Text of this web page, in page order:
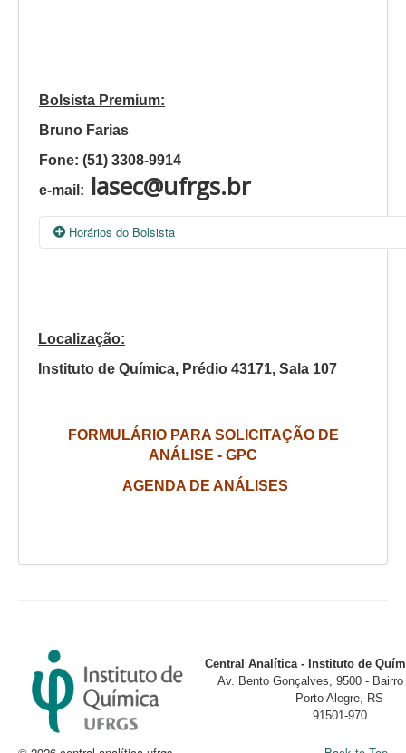
Bolsista Premium:
Bruno Farias
Fone: (51) 3308-9914
e-mail: lasec@ufrgs.br
Horários do Bolsista
12:15 - 17:15
Localização:
Instituto de Química, Prédio 43171, Sala 107
FORMULÁRIO PARA SOLICITAÇÃO DE
ANÁLISE - GPC
AGENDA DE ANÁLISES
Central Analítica - Instituto de
Av. Bento Gonçalves, 9500 - Bairro
Porto Alegre, RS
91501-970